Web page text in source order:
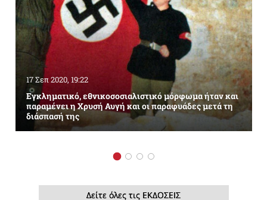
17 Σεπ 2020, 19:22
Εγκληματικό, εθνικοσοσιαλιστικό μόρφωμα ήταν και
παραμένει η Χρυσή Αυγή και οι παραφυάδες μετά τη
διάσπασή της
Δείτε όλες τις ΕΚΔΟΣΕΙΣ